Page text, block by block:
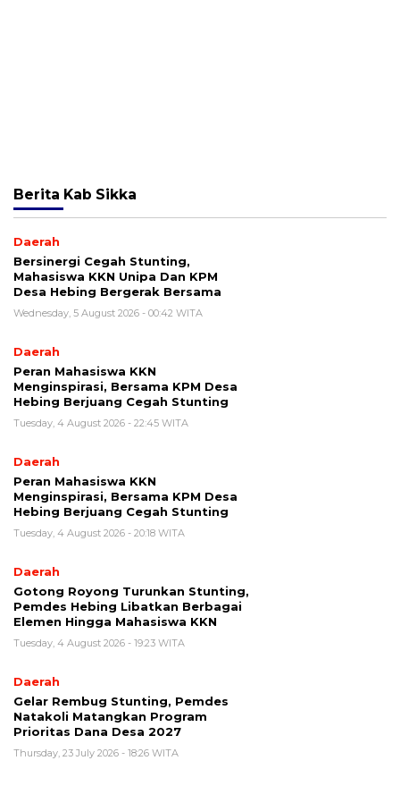
Berita Kab Sikka
Daerah
Bersinergi Cegah Stunting,
Mahasiswa KKN Unipa Dan KPM
Desa Hebing Bergerak Bersama
Wednesday, 5 August 2026 - 00:42 WITA
Daerah
Peran Mahasiswa KKN
Menginspirasi, Bersama KPM Desa
Hebing Berjuang Cegah Stunting
Tuesday, 4 August 2026 - 22:45 WITA
Daerah
Peran Mahasiswa KKN
Menginspirasi, Bersama KPM Desa
Hebing Berjuang Cegah Stunting
Tuesday, 4 August 2026 - 20:18 WITA
Daerah
Gotong Royong Turunkan Stunting,
Pemdes Hebing Libatkan Berbagai
Elemen Hingga Mahasiswa KKN
Tuesday, 4 August 2026 - 19:23 WITA
Daerah
Gelar Rembug Stunting, Pemdes
Natakoli Matangkan Program
Prioritas Dana Desa 2027
Thursday, 23 July 2026 - 18:26 WITA